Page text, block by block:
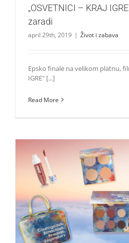
„OSVETNICI – KRAJ
zaradi
april 29th, 2019 | Život i zabava
Epsko finale na velikom platnu,
IGRE" [...]
Read More
Ulta i Marvel udružili snage i
„Osvetnici” , koja definitivno
Lepota i